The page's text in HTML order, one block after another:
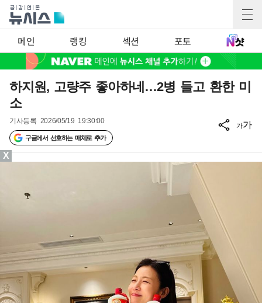
메인 랭킹 섹션 포토
하지원, 고량주 좋아하네…2병 들고 환한 미
소
기사등록 2026/05/19 19:30:00
구글에서 선호하는 매체로 추가
가가
X